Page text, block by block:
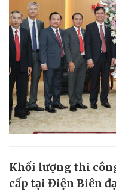
Khối lượng thi
cấp tại Điện Biên